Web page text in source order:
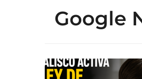
Google